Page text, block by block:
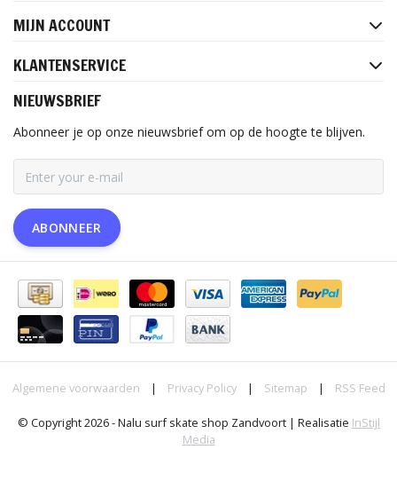
MIJN ACCOUNT
KLANTENSERVICE
NIEUWSBRIEF
Abonneer je op onze nieuwsbrief om op de hoogte te blijven.
ABONNEER
Algemene voorwaarden | Privacy Policy | Sitemap | RSS Feed
© Copyright 2026 - Nalu surf skate shop Zandvoort | Realisatie InStijl
Media